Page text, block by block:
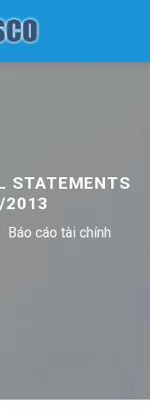
STATEMENTS
2013
Báo cáo tài chính